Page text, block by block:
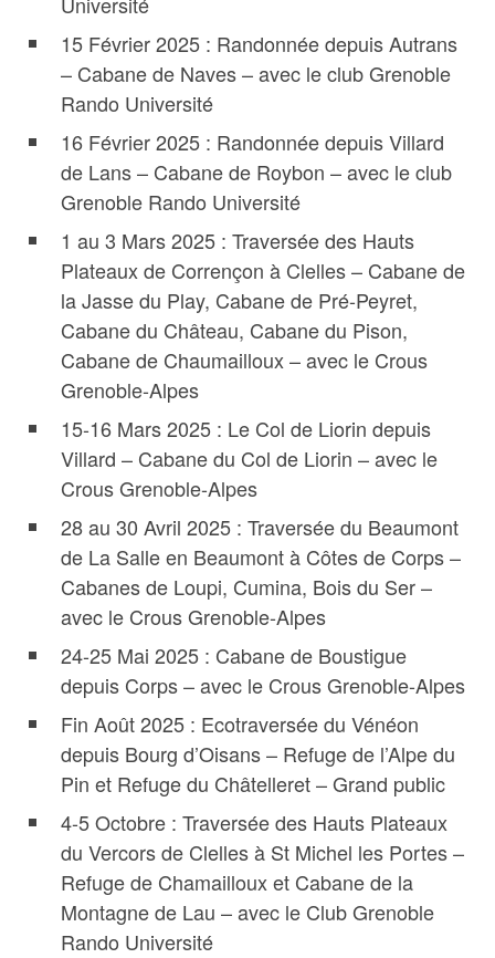
15 Février 2025 : Randonnée depuis Autrans
– Cabane de Naves – avec le club Grenoble
Rando Université
16 Février 2025 : Randonnée depuis Villard
de Lans – Cabane de Roybon – avec le club
Grenoble Rando Université
1 au 3 Mars 2025 : Traversée des Hauts
Plateaux de Corrençon à Clelles – Cabane de
la Jasse du Play, Cabane de Pré-Peyret,
Cabane du Château, Cabane du Pison,
Cabane de Chaumailloux – avec le Crous
Grenoble-Alpes
15-16 Mars 2025 : Le Col de Liorin depuis
Villard – Cabane du Col de Liorin – avec le
Crous Grenoble-Alpes
28 au 30 Avril 2025 : Traversée du Beaumont
de La Salle en Beaumont à Côtes de Corps –
Cabanes de Loupi, Cumina, Bois du Ser –
avec le Crous Grenoble-Alpes
24-25 Mai 2025 : Cabane de Boustigue
depuis Corps – avec le Crous Grenoble-Alpes
Fin Août 2025 : Ecotraversée du Vénéon
depuis Bourg d’Oisans – Refuge de l’Alpe du
Pin et Refuge du Châtelleret – Grand public
4-5 Octobre : Traversée des Hauts Plateaux
du Vercors de Clelles à St Michel les Portes –
Refuge de Chamailloux et Cabane de la
Montagne de Lau – avec le Club Grenoble
Rando Université